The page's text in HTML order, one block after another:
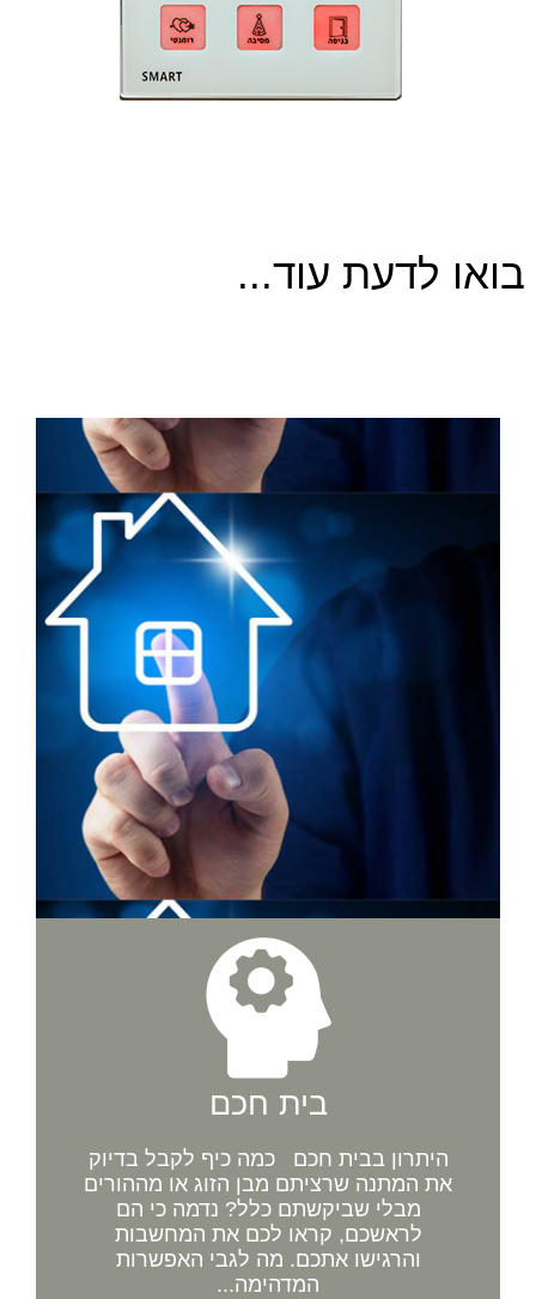
בואו לדעת עוד...
בית חכם
היתרון בבית חכם כמה כיף לקבל בדיוק
את המתנה שרציתם מבן הזוג או מההורים
מבלי שביקשתם כלל? נדמה כי הם
לראשכם, קראו לכם את המחשבות
והרגישו אתכם. מה לגבי האפשרות
המדהימה...